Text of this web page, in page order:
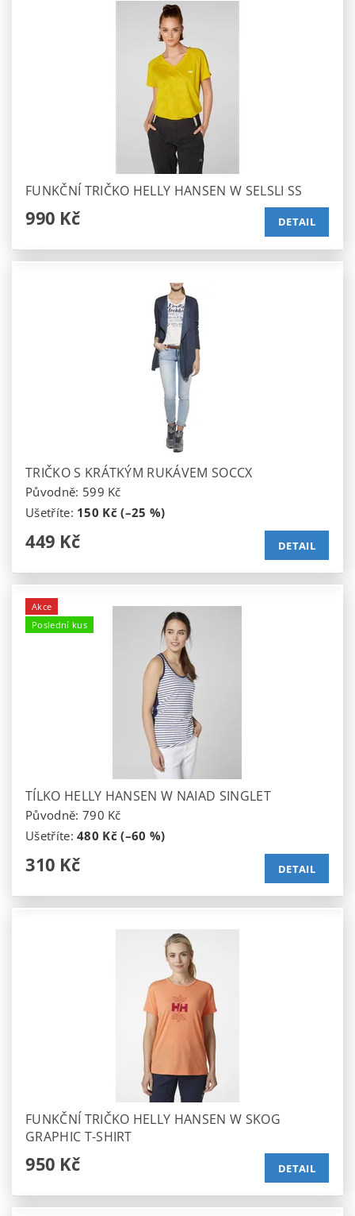
FUNKČNÍ TRIČKO HELLY HANSEN W SELSLI SS
990 Kč DETAIL
TRIČKO S KRÁTKÝM RUKÁVEM SOCCX
Původně: 599 Kč
Ušetříte: 150 Kč (–25 %)
449 Kč DETAIL
Akce
Poslední kus
TÍLKO HELLY HANSEN W NAIAD SINGLET
Původně: 790 Kč
Ušetříte:480 Kč (–60 %)
310 Kč DETAIL
FUNKČNÍ TRIČKO HELLY HANSEN W SKOG
GRAPHIC T-SHIRT
950 Kč DETAIL